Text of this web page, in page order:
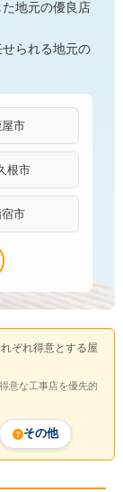
地元の優良店
られる地元の
屋市
根市
市
ぞれ得意とする屋
意な工事店を優先的
その他